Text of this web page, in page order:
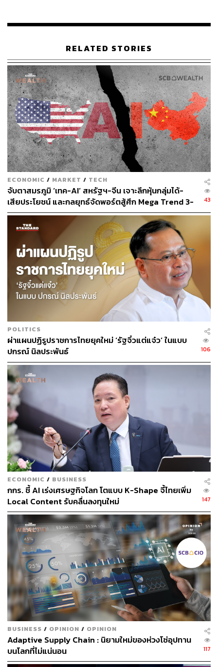
การพัฒนา LLM ในปีที่ผ่านมา ตัวอย่างเช่น ไต้ฝุ่น (Typhoon)
ของ SCB 10X ถูกออกแบบมาเพื่อแก้ไขปัญหาช่องว่างทาง
ภาษา โดยประสิทธิภาพเทียบเท่า ChatGPT 3.5 ในเวอร์ชัน
ภาษาไทย
THaLLE (ทะเล) ของ KBank โมเดลภาษาขนาดใหญ่ที่ถูก
ออกแบบมาให้มีความเชี่ยวชาญทั้งด้านภาษาไทยและด้าน
การเงินโดยเฉพาะ ครอบคลุมเทียบเท่าผู้เชี่ยวชาญที่ผ่านสอบ
ระดับ CFA (Chartered Financial Analyst)
ทั้งนี้ LLM (Large Language Model) คือโมเดล AI ภาษา
ขนาดใหญ่ที่ใช้ข้อมูลจำนวนมหาศาลในการฝึก เพื่อให้
สามารถทำความเข้าใจและสร้างข้อความที่ซับซ้อน รวมถึง
ตอบคำถาม แก้ปัญหา และสร้างเนื้อหาต่างๆ ได้อย่างมี
ประสิทธิภาพ
‘ใครมีโมเดล AI ที่เก่งกว่า’ คนนั้นชนะ
จากผลสำรวจของ IBM ในปีนี้ พบว่า 66% ของผู้บริหารวงการ
ธนาคารมีความเห็นเหมือนในทำนองเดียวกันว่า ธุรกิจการ
เงินมีโอกาสที่จะสร้างประโยชน์และยกระดับประสิทธิภาพได้
อย่างมีนัยสำคัญมาก จนธุรกิจการเงินต้องยอมเสี่ยงนำ
เทคโนโลยีเข้ามาปรับใช้เพื่อให้สามารถแข่งขันได้
อีกทั้ง 57% ของผู้บริหารที่ถูกสำรวจมองว่า จุดแข็งของธุรกิจ
กว่า’
สำหรับแนวโน้มการใช้งาน AI ในปีหน้า John Duigenan ผู้
บริหารระดับสูงของ IBM มองว่าธีมการทำธุรกิจของธนาคาร
ในยุคของ AI คือการทำให้แผนกต่างๆ ในองค์กรเข้าถึงการ
ใช้งาน AI ได้มากขึ้น โดยคีย์เวิร์ดสองอย่างคือ ‘การขยายและ
การทำซ้ำ’ ซึ่งจะนำไปสู่การพัฒนาการทำงาน การสร้าง
นวัตกรรมที่รวดเร็วขึ้น และประสบการณ์ที่ดีสำหรับลูกค้า
อย่างไรก็ตาม John เตือนว่า “การนำ
ฐานของความเชื่อมั่น ธนาคารต้องให้ความสำคัญกับการใช้
AI อย่างมีความรับผิดชอบและโปร่งใส เพราะในท้ายที่สุด
ความสำเร็จของ AI ในวงการธนาคารจะขึ้นอยู่กับมูลค่าทาง
ธุรกิจที่จับต้องและวัดผลได้”
RELATED STORIES
ECONOMIC / MARKET / TECH
จับตาสมรภูมิ ‘เทค-AI’ สหรัฐฯ-จีน เจาะลึกหุ้นกลุ่มได้-
เสียประโยชน์ และกลยุทธ์จัดพอร์ตสู้ศึก Mega Trend 3-
5 ปีข้างหน้า
43
POLITICS
ผ่าแผนปฏิรูปราชการไทยยุคใหม่ ‘รัฐจิ๋วแต่แจ๋ว’ ในแบบ
ปกรณ์ นิลประพันธ์
106
ECONOMIC / BUSINESS
กกร. ชี้ AI เร่งเศรษฐกิจโลก โตแบบ K-Shape จี้ไทยเพิ่ม
Local Content รับคลื่นลงทุนใหม่
147
BUSINESS / OPINION / OPINION
Adaptive Supply Chain : นิยามใหม่ของห่วงโซ่อุปทาน
บนโลกที่ไม่แน่นอน
117